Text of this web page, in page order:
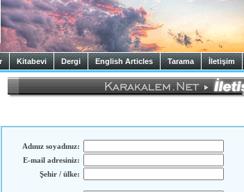
Kitabevi Dergi English Articles Tarama İletişim
Adınız soyadınız:
E-mail adresiniz:
Şehir / ülke: